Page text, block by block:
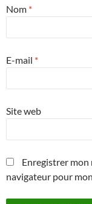
Nom *
E-mail *
Site web
Enregistrer mon
navigateur pour